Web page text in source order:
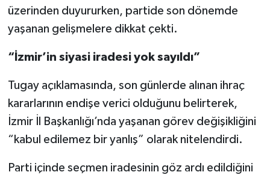
üzerinden duyururken, partide son dönemde
yaşanan gelişmelere dikkat çekti.
“İzmir’in siyasi iradesi yok sayıldı”
Tugay açıklamasında, son günlerde alınan ihraç
kararlarının endişe verici olduğunu belirterek,
İzmir İl Başkanlığı’nda yaşanan görev değişikliğini
“kabul edilemez bir yanlış” olarak nitelendirdi.
Parti içinde seçmen iradesinin göz ardı edildiğini